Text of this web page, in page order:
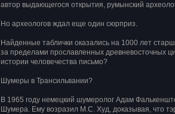
автор выдающегося открытия, румынский
Но археологов ждал еще один сюрприз.
Найденные таблички оказались на 1000 лет
за пределами прославленных древневосточных
истории человечества письмо?
Шумеры в Трансильвании?
В 1965 году немецкий шумеролог Адам
Шумера. Ему возразил М.С. Худ, доказывая, что